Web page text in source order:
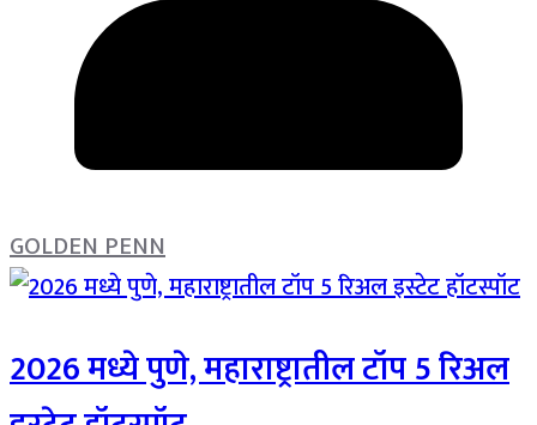
GOLDEN PENN
2026 मध्ये पुणे, महाराष्ट्रातील टॉप 5 रिअल